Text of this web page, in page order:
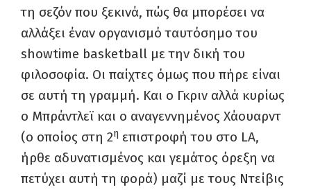
τη σεζόν που ξεκινά, πώς θα μπορέσει να
αλλάξει έναν οργανισμό ταυτόσημο του
showtime basketball με την δική του
φιλοσοφία. Οι παίχτες όμως που πήρε είναι
σε αυτή τη γραμμή. Και ο Γκριν αλλά κυρίως
ο Μπράντλεϊ και ο αναγεννημένος Χάουαρντ
(ο οποίος στη 2η επιστροφή του στο LA,
ήρθε αδυνατισμένος και γεμάτος όρεξη να
πετύχει αυτή τη φορά) μαζί με τους Ντείβις